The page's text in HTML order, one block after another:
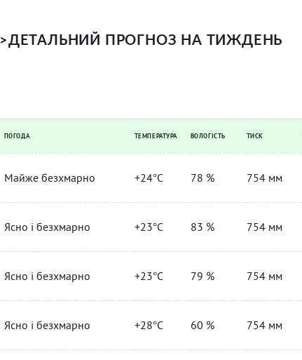
>ДЕТАЛЬНИЙ ПРОГНОЗ НА ТИЖДЕНЬ
ПОГОДА ТЕМПЕРАТУРА ВОЛОГІСТЬ ТИСК
Майже безхмарно +24°C 78 % 754 мм
Ясно і безхмарно +23°C 83 % 754 мм
Ясно і безхмарно +23°C 79 % 754 мм
Ясно і безхмарно +28°C 60 % 754 мм